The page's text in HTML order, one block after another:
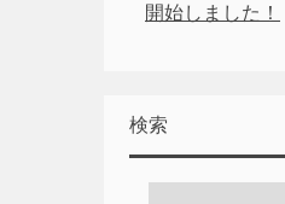
開始しました！
検索